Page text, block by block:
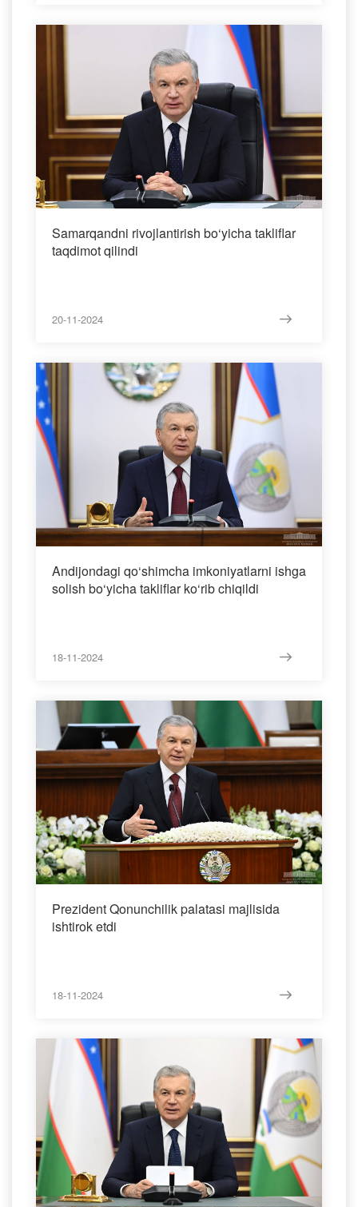
Samarqandni rivojlantirish bo‘yicha takliflar
taqdimot qilindi
20-11-2024
Andijondagi qo‘shimcha imkoniyatlarni ishga
solish bo‘yicha takliflar ko‘rib chiqildi
18-11-2024
Prezident Qonunchilik palatasi majlisida
ishtirok etdi
18-11-2024